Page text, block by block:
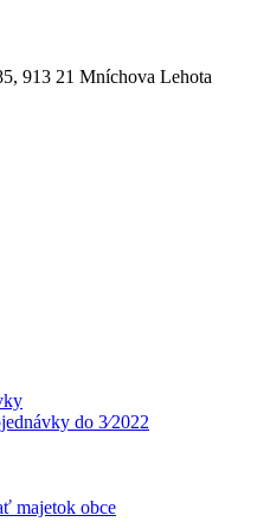
913 21 Mníchova Lehota
do 3⁄2022
majetok obce